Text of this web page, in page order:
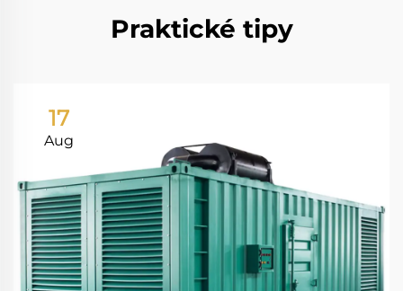
Praktické tipy
17
Aug